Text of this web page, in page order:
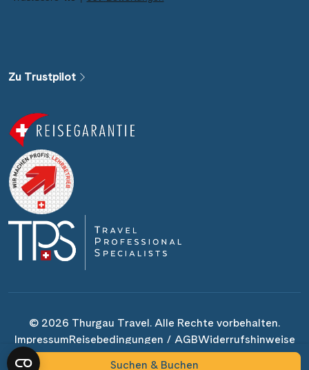
Zu Trustpilot
© 2026 Thurgau Travel. Alle Rechte vorbehalten.
ImpressumReisebedingungen / AGBWiderrufshinweise
DatenschutzFaktenCookie-Einstellungen ändern
Suchen & Buchen
Alle Gewässer
Alle Schiffe
Reisethema
Alle Sehenswürdigkeiten
Abfahrtshafen